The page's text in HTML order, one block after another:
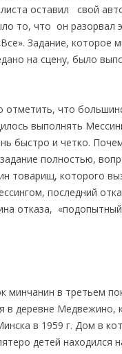
листа оставил свой
то, что он разорвал
Задание, которое
на сцену, было
что
выполнять
быстро и четко.
полностью,
которого
последний
отказа,
минчанин в третьем
в деревне Медвежино,
в 1959 г. Дом в
детей находился